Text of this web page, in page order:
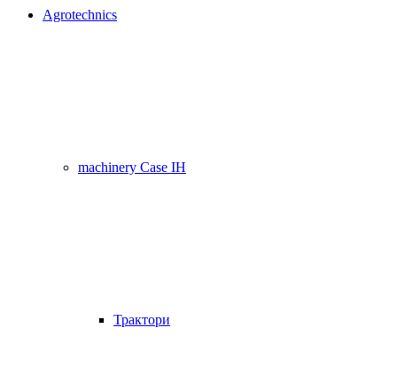
Agrotechnics
machinery Case IH
Трактори